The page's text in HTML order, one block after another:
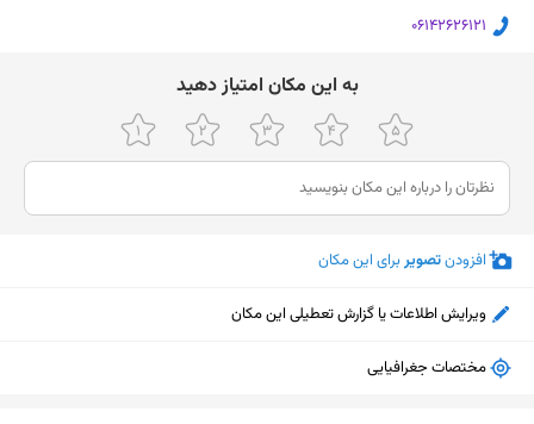
سه‌شنبه (امروز)
جمعه
۱۲ تا ۱۶ - ۱۷:۴۵ تا ۲۳
شنبه
۱۲ تا ۱۶
یکشنبه
دوشنبه
‎06142626121
ﺑﻪ اﯾﻦ ﻣﮑﺎن اﻣﺘﯿﺎز دﻫﯿﺪ
افزودنتصویربرای این مکان
ویرایش اطلاعات یا گزارش تعطیلی این مکان
مختصات جغرافیایی